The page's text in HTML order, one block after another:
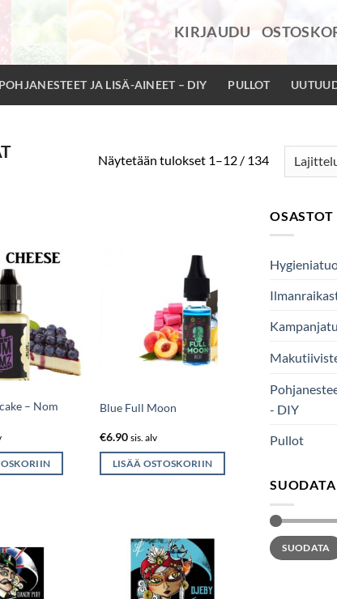
KIRJAUDU
POHJANESTEET JA LISÄ-AINEET – DIY PULLOT
Näytetään tulokset 1–12 / 134
– Nom
Blue Full Moon
€6.90 sis. alv
LISÄÄ OSTOSKORIIN
OSASTOT
- DIY
Pullot
Minimihinta
Maksimihinta
SUODATA